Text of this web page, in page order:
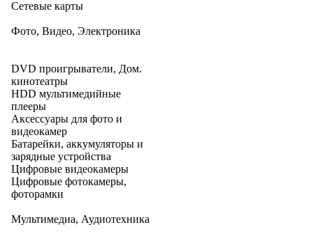
Сетевые карты
Фото, Видео, Электроника
DVD проигрыватели, Дом.
кинотеатры
HDD мультимедийные
плееры
Аксессуары для фото и
видеокамер
Батарейки, аккумуляторы и
зарядные устройства
Цифровые видеокамеры
Цифровые фотокамеры,
фоторамки
Мультимедиа, Аудиотехника